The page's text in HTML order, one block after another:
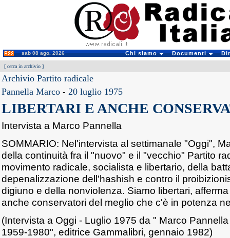
sab 08 ago. 2026 Chi siamo Documenti
[ cerca in archivio ]
Archivio Partito radicale
Pannella Marco - 20 luglio 1975
LIBERTARI E ANCHE
Intervista a Marco Pannella
SOMMARIO: Nel'intervista al settimanale "Oggi",
della continuità fra il "nuovo" e il "vecchio" Partito
movimento radicale, socialista e libertario, della
depenalizzazione dell'hashish e contro il
digiuno e della nonviolenza. Siamo libertari,
anche conservatori del meglio che c'è in potenza
(Intervista a Oggi - Luglio 1975 da " Marco
1959-1980", editrice Gammalibri, gennaio 1982)